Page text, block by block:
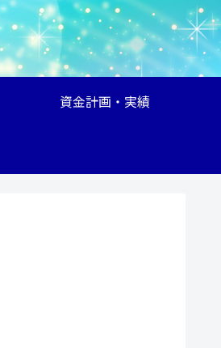
資金計画・実績